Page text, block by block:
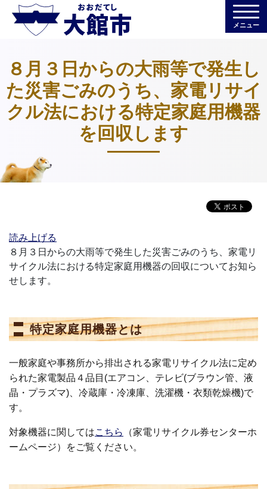
メニュー
８月３日からの大雨等で発生し
た災害ごみのうち、家電リサイ
クル法における特定家庭用機器
を回収します
読み上げる
８月３日からの大雨等で発生した災害ごみのうち、家電リ
サイクル法における特定家庭用機器の回収についてお知ら
せします。
特定家庭用機器とは
一般家庭や事務所から排出される家電リサイクル法に定め
られた家電製品４品目(エアコン、テレビ(ブラウン管、液
晶・プラズマ)、冷蔵庫・冷凍庫、洗濯機・衣類乾燥機)で
す。
対象機器に関してはこちら
（家電リサイクル券センターホ
ームページ）をご覧ください。